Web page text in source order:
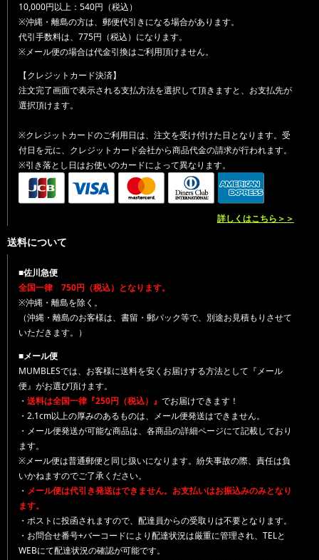
10,000円以上：540円（税込）
※沖縄・離島の方は、郵便代引きになる場合があります。
代引手数料は、775円（税込）になります。
※メール便の場合は代金引換はご利用頂けません。
【クレジットカード決済】
注文完了画面で表示される支払方法を選択して頂きますと、お支払先が
選択頂けます。
※クレジットカードのご利用日は、注文を受け付けた日となります。受
付日を元に、クレジットカード会社から商品代金の請求が行われます。
※引き落とし日はお使いのカードによって異なります。
詳しくはこちら＞＞
送料について
■佐川急便
全国一律 750円（税込）となります。
※沖縄・離島を除く。
（沖縄・離島のお客様は、書留・郵パック等で、別途お見積もりさせて
いただきます。）
■メール便
MUMBLESでは、お客様に送料を安くお届けする方法として『メール
便』がお選び頂けます。
・ 送料は全国一律『250円（税込）』 でお届けできます！
・2.1cm以上の厚みのあるものは、メール便発送はできません。
・メール便発送が可能な商品は、各商品の詳細ページにて記載しており
ます。
※メール便は普通郵便と同じ扱いになります。紛失事故の際、責任は負
いかねますのでご了承ください。
・ メール便は代引き発送はできません。お支払いはお振込みのみとなり
ます。
・ポストに投函されますので、配達員からの受取りは不要となります。
・お問合せ番号+バーコードにより配達状況は厳重に管理され、TELと
WEBにて配達状況の確認が可能です。